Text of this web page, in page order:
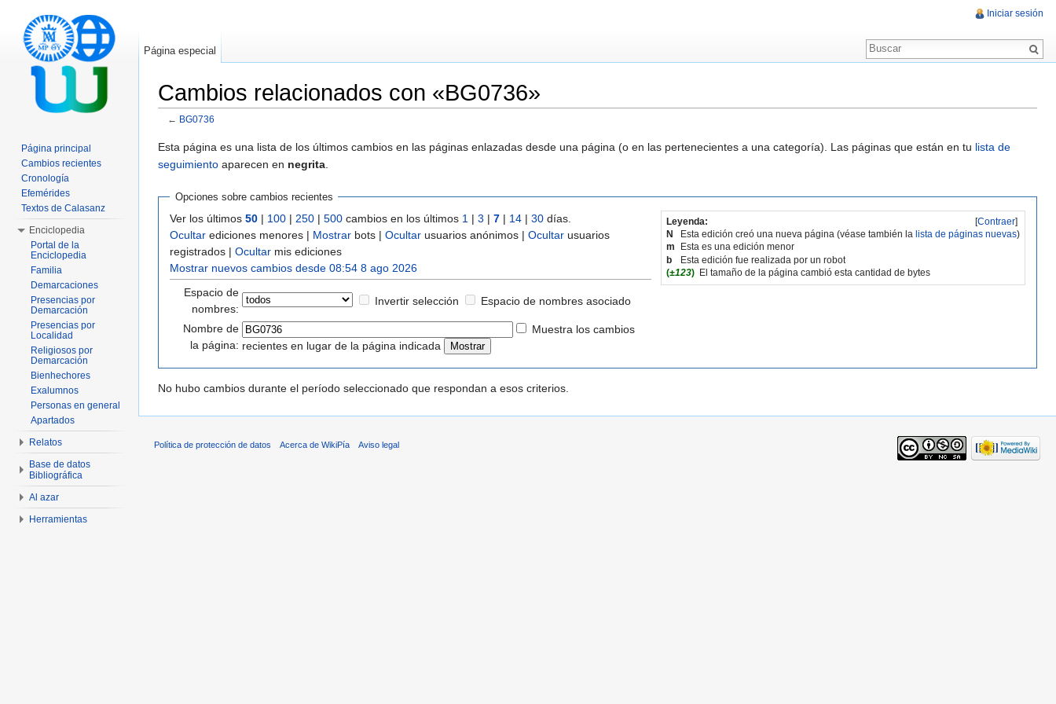
Cambios relacionados con «BG0736»
← BG0736
Esta página es una lista de los últimos cambios en las páginas enlazadas desde una página (o en las pertenecientes a una categoría). Las páginas que están en tu lista de
seguimiento aparecen en negrita
Opciones sobre cambios recientes
[Contraer]
Leyenda:
N
Esta edición creó una nueva página (véase también la lista de páginas nuevas)
m
Esta es una edición menor
b
Esta edición fue realizada por un robot
(±123) El tamaño de la página cambió esta cantidad de bytes
Ver los últimos 50 | 100 | 250 | 500 cambios en los últimos 1 | 3 | 7 | 14 | 30 días.
Ocultar ediciones menores | Mostrar bots | Ocultar usuarios anónimos | Ocultar usuarios
registrados | Ocultar mis ediciones
Mostrar nuevos cambios desde 08:54 8 ago 2026
Espacio de
nombres:
Invertir selección Espacio de nombres asociado
Nombre de
la página:
Muestra los cambios
recientes en lugar de la página indicada
No hubo cambios durante el período seleccionado que respondan a esos criterios.
Iniciar sesión
Página especial
Página principal
Cambios recientes
Cronología
Efemérides
Textos de Calasanz
Enciclopedia
Portal de la
Enciclopedia
Familia
Demarcaciones
Presencias por
Demarcación
Presencias por
Localidad
Religiosos por
Demarcación
Bienhechores
Exalumnos
Personas en general
Apartados
Relatos
Base de datos
Bibliográfica
Al azar
Herramientas
Política de protección de datos Acerca de WikiPía Aviso legal